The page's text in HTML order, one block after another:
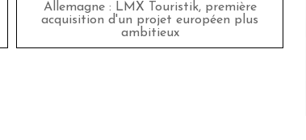
Allemagne : LMX Touristik, première
acquisition d'un projet européen plus
ambitieux